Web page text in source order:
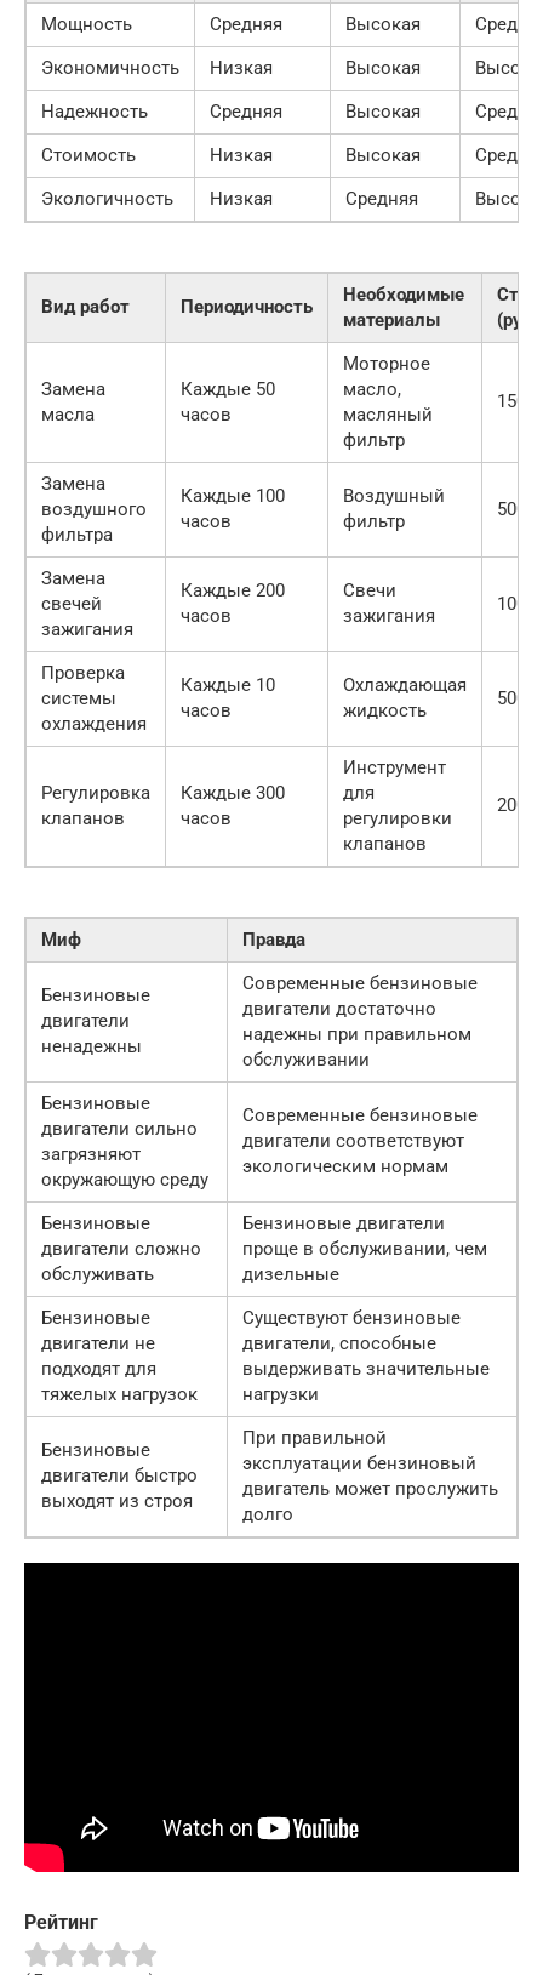
Мощность
Средняя Высокая
Экономичность
Низкая Высокая
Надежность
Средняя Высокая
Стоимость
Низкая Высокая
Экологичность
Низкая Средняя
Вид работ Периодичность
Необходимые
материалы
(руб.)
Замена
масла
Каждые 50
часов
Моторное
масло,
масляный
фильтр
1500
Замена
воздушного
фильтра
Каждые 100
часов
Воздушный
фильтр
500
Замена
свечей
зажигания
Каждые 200
часов
Свечи
зажигания
1000
Проверка
системы
охлаждения
Каждые 10
часов
Охлаждающая
жидкость
500
Регулировка
клапанов
Каждые 300
часов
Инструмент
для
регулировки
клапанов
2000
Миф Правда
Бензиновые
двигатели
ненадежны
Современные бензиновые
двигатели достаточно
надежны при правильном
обслуживании
Бензиновые
двигатели сильно
загрязняют
окружающую среду
Современные бензиновые
двигатели соответствуют
экологическим нормам
Бензиновые
двигатели сложно
обслуживать
Бензиновые двигатели
проще в обслуживании, чем
дизельные
Бензиновые
двигатели не
подходят для
тяжелых нагрузок
Существуют бензиновые
двигатели, способные
выдерживать значительные
нагрузки
Бензиновые
двигатели быстро
выходят из строя
При правильной
эксплуатации бензиновый
двигатель может прослужить
долго
Рейтинг